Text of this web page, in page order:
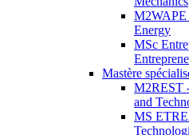
M2WAPE
Energy
MSc
Mastère
M2REST
and
MS ETRE